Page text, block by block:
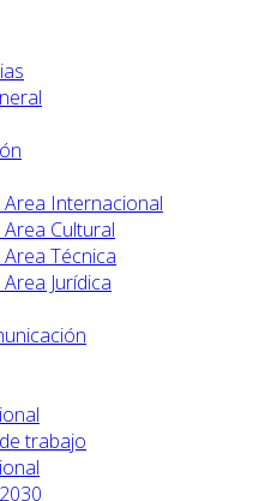
Internacional
Cultural
Técnica
Jurídica
trabajo